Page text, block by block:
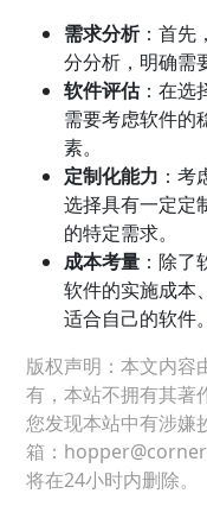
需求分析：首先
分分析，明确需
软件评估：在选
需要考虑软件的
素。
定制化能力 ：
选择具有一定定
的特定需求。
成本考量 ：除
软件的实施成本
适合自己的软件。
版权声明：本文内容
有，本站不拥有其著
您发现本站中有涉嫌
箱：
将在24小时内删除。